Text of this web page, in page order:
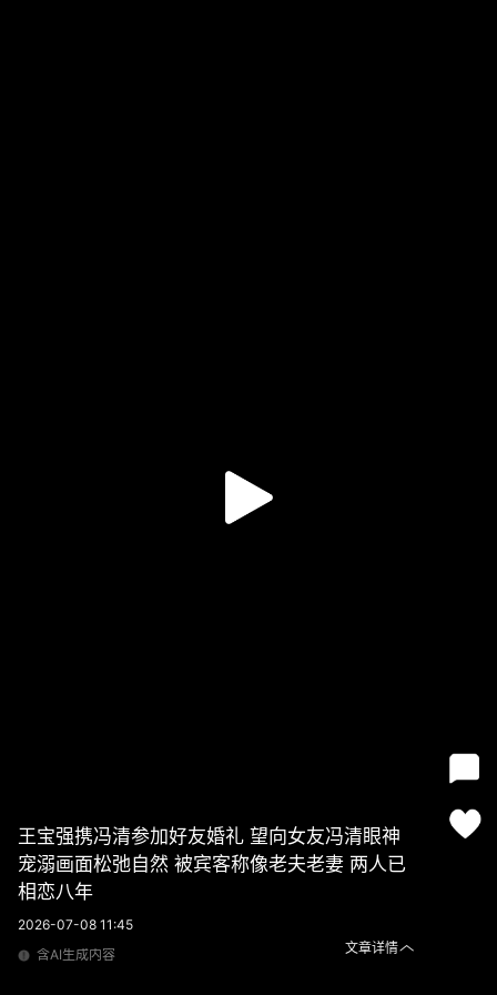
王宝强携冯清参加好友婚礼 望向女友冯清眼神
宠溺画面松弛自然 被宾客称像老夫老妻 两人已
相恋八年
2026-07-08 11:45
含AI生成内容
文章详情